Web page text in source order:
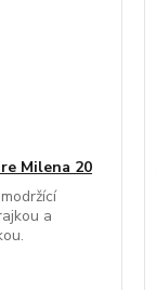
Milena 20
a